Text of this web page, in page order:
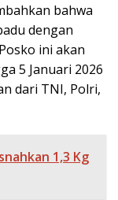
bahwa
dengan
ini akan
5 Januari 2026
dari TNI, Polri,
1,3 Kg